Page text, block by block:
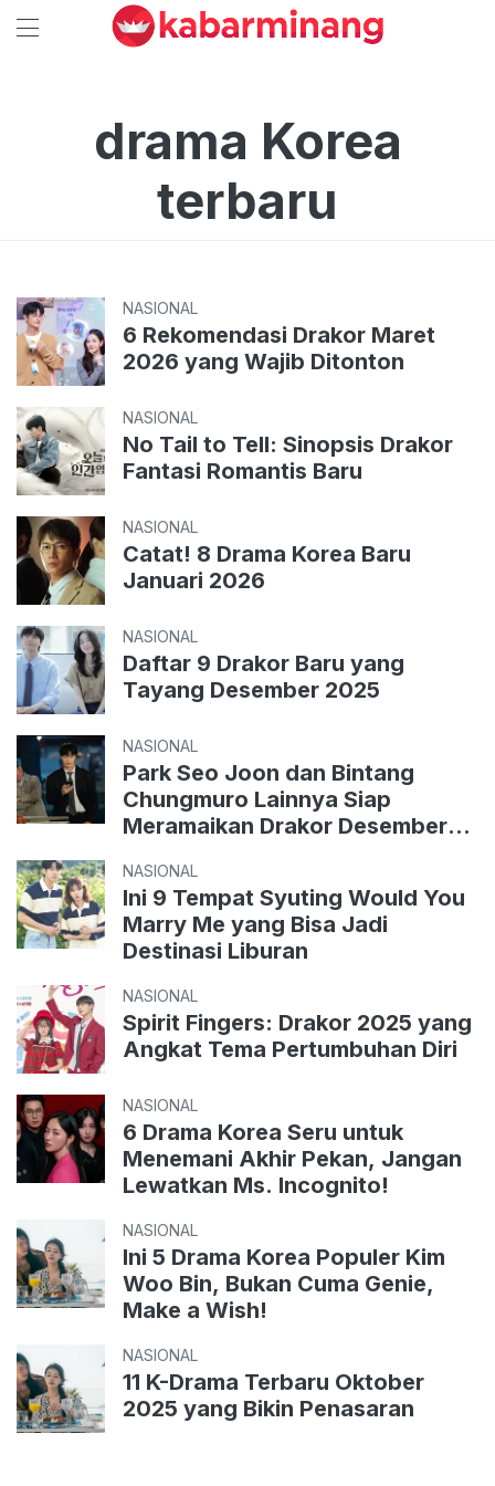
drama Korea
terbaru
NASIONAL
6 Rekomendasi Drakor Maret
2026 yang Wajib Ditonton
NASIONAL
No Tail to Tell: Sinopsis Drakor
Fantasi Romantis Baru
NASIONAL
Catat! 8 Drama Korea Baru
Januari 2026
NASIONAL
Daftar 9 Drakor Baru yang
Tayang Desember 2025
NASIONAL
Park Seo Joon dan Bintang
Chungmuro Lainnya Siap
Meramaikan Drakor Desember
NASIONAL
Ini 9 Tempat Syuting Would You
Marry Me yang Bisa Jadi
Destinasi Liburan
NASIONAL
Spirit Fingers: Drakor 2025 yang
Angkat Tema Pertumbuhan Diri
NASIONAL
6 Drama Korea Seru untuk
Menemani Akhir Pekan, Jangan
Lewatkan Ms. Incognito!
NASIONAL
Ini 5 Drama Korea Populer Kim
Woo Bin, Bukan Cuma Genie,
Make a Wish!
NASIONAL
11 K-Drama Terbaru Oktober
2025 yang Bikin Penasaran